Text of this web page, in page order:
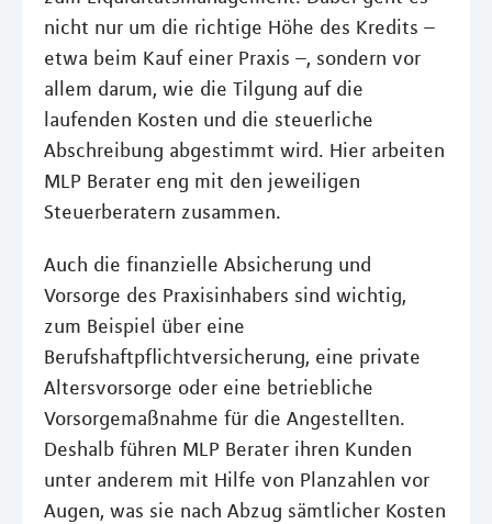
nicht nur um die richtige Höhe des Kredits –
etwa beim Kauf einer Praxis –, sondern vor
allem darum, wie die Tilgung auf die
laufenden Kosten und die steuerliche
Abschreibung abgestimmt wird. Hier arbeiten
MLP Berater eng mit den jeweiligen
Steuerberatern zusammen.
Auch die finanzielle Absicherung und
Vorsorge des Praxisinhabers sind wichtig,
zum Beispiel über eine
Berufshaftpflichtversicherung, eine private
Altersvorsorge oder eine betriebliche
Vorsorgemaßnahme für die Angestellten.
Deshalb führen MLP Berater ihren Kunden
unter anderem mit Hilfe von Planzahlen vor
Augen, was sie nach Abzug sämtlicher Kosten